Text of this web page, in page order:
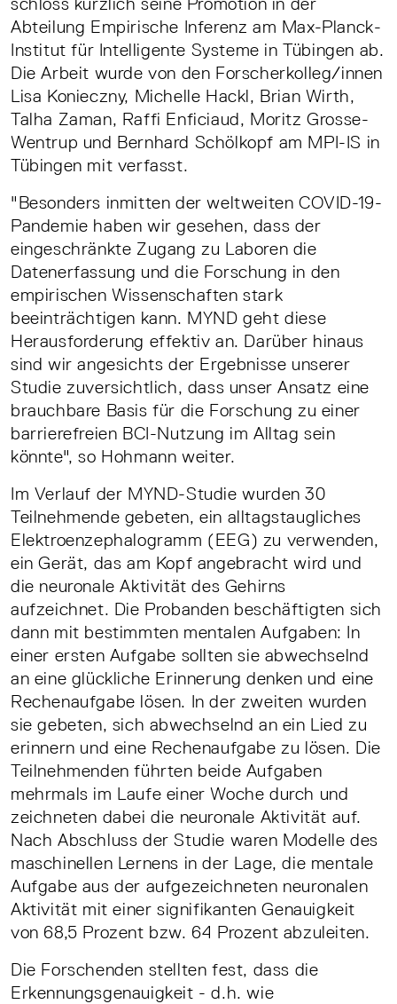
schloss kürzlich seine Promotion in der
Abteilung Empirische Inferenz am Max-Planck-
Institut für Intelligente Systeme in Tübingen ab.
Die Arbeit wurde von den Forscherkolleg/innen
Lisa Konieczny, Michelle Hackl, Brian Wirth,
Talha Zaman, Raffi Enficiaud, Moritz Grosse-
Wentrup und Bernhard Schölkopf am MPI-IS in
Tübingen mit verfasst.
"Besonders inmitten der weltweiten COVID-19-
Pandemie haben wir gesehen, dass der
eingeschränkte Zugang zu Laboren die
Datenerfassung und die Forschung in den
empirischen Wissenschaften stark
beeinträchtigen kann. MYND geht diese
Herausforderung effektiv an. Darüber hinaus
sind wir angesichts der Ergebnisse unserer
Studie zuversichtlich, dass unser Ansatz eine
brauchbare Basis für die Forschung zu einer
barrierefreien BCI-Nutzung im Alltag sein
könnte", so Hohmann weiter.
Im Verlauf der MYND-Studie wurden 30
Teilnehmende gebeten, ein alltagstaugliches
Elektroenzephalogramm (EEG) zu verwenden,
ein Gerät, das am Kopf angebracht wird und
die neuronale Aktivität des Gehirns
aufzeichnet. Die Probanden beschäftigten sich
dann mit bestimmten mentalen Aufgaben: In
einer ersten Aufgabe sollten sie abwechselnd
an eine glückliche Erinnerung denken und eine
Rechenaufgabe lösen. In der zweiten wurden
sie gebeten, sich abwechselnd an ein Lied zu
erinnern und eine Rechenaufgabe zu lösen. Die
Teilnehmenden führten beide Aufgaben
mehrmals im Laufe einer Woche durch und
zeichneten dabei die neuronale Aktivität auf.
Nach Abschluss der Studie waren Modelle des
maschinellen Lernens in der Lage, die mentale
Aufgabe aus der aufgezeichneten neuronalen
Aktivität mit einer signifikanten Genauigkeit
von 68,5 Prozent bzw. 64 Prozent abzuleiten.
Die Forschenden stellten fest, dass die
Erkennungsgenauigkeit - d.h. wie